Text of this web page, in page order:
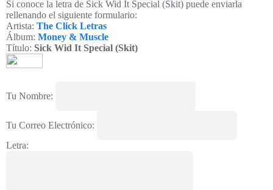
Si conoce la letra de Sick Wid It Special (Skit) puede enviarla
rellenando el siguiente formulario:
Artista: The Click Letras
Álbum: Money & Muscle
Título: Sick Wid It Special (Skit)
Tu Nombre:
Tu Correo Electrónico:
Letra: